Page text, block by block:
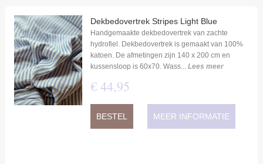
Dekbedovertrek Stripes Light Blue
Handgemaakte dekbedovertrek van zachte
hydrofiel. Dekbedovertrek is gemaakt van 100%
katoen. De afmetingen zijn 140 x 200 cm en
kussensloop is 60x70. Wass... Lees meer
€ 44,95
BESTEL MEER INFORMATIE